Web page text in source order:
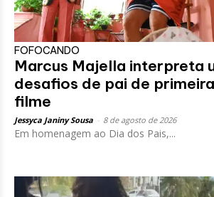
FOFOCANDO
Marcus Majella interpreta
desafios de pai de
filme
Jessyca Janiny Sousa 8 de agosto de 2026
Em homenagem ao Dia dos Pais,...